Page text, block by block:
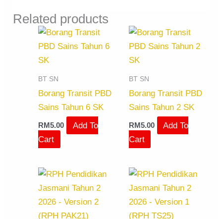
Related products
BT SN
Borang Transit PBD
Sains Tahun 6 SK
RM5.00
Add To
Cart
BT SN
Borang Transit PBD
Sains Tahun 2 SK
RM5.00
Add To
Cart